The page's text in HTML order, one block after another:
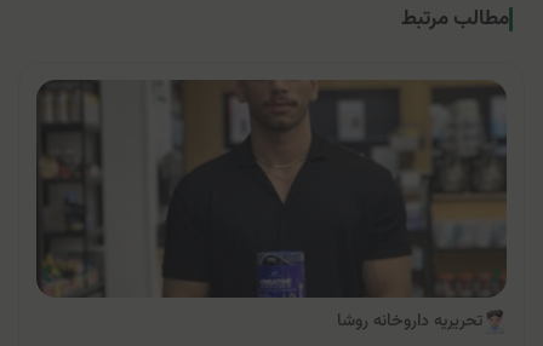
مطالب مرتبط
تحریریه داروخانه روشا